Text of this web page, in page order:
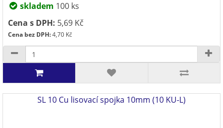
skladem 100 ks
Cena s DPH: 5,69 Kč
Cena bez DPH:4,70 Kč
SL 10 Cu lisovací spojka 10mm (10 KU-L)